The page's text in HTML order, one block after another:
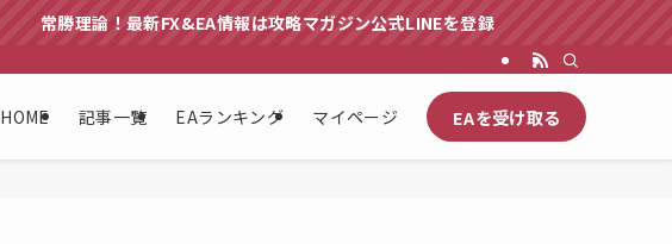
常勝理論！最新FX&EA情報は攻略マガジン公式LINEを登録
HOME 記事一覧 EAランキング マイページ EAを受け取る